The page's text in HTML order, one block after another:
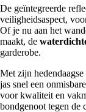
De geïntegreerde
veiligheidsaspect,
Of je nu aan het
maakt, de
garderobe.
Met zijn
jas snel een
voor kwaliteit en
bondgenoot tegen de